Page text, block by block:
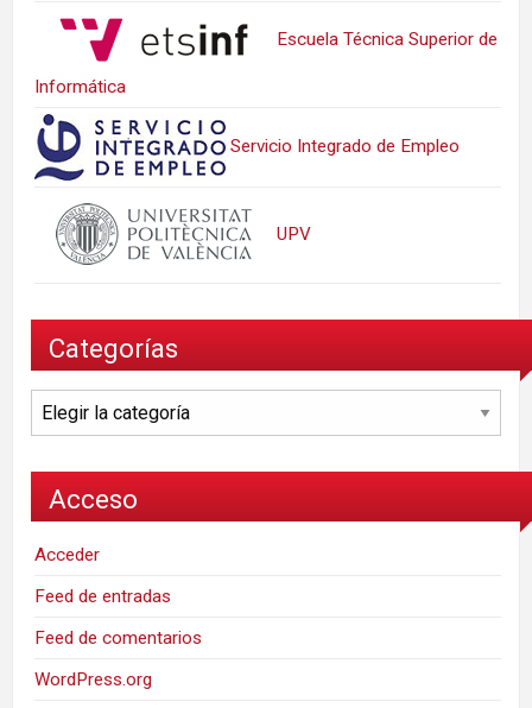
Escuela Técnica Superior de
Informática
Servicio Integrado de Empleo
UPV
Categorías
Categorías
Acceso
Acceder
Feed de entradas
Feed de comentarios
WordPress.org